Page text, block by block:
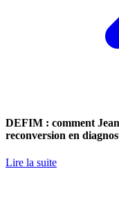
DEFIM : comment
reconversion en
Lire la suite